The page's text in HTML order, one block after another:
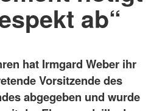
ab“
hat Irmgard Weber ihr
Vorsitzende des
abgegeben und wurde